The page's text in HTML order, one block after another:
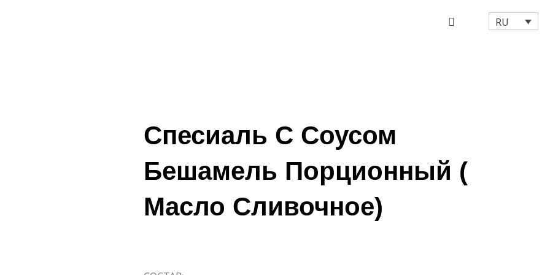
RU
Спесиаль С Соусом
Бешамель Порционный (
Mасло Сливочное)